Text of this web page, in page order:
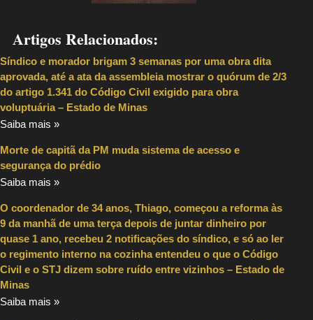
Artigos Relacionados:
Síndico e morador brigam 3 semanas por uma obra dita
aprovada, até a ata da assembleia mostrar o quórum de 2/3
do artigo 1.341 do Código Civil exigido para obra
voluptuária – Estado de Minas
Saiba mais »
Morte de capitã da PM muda sistema de acesso e
segurança do prédio
Saiba mais »
O coordenador de 34 anos, Thiago, começou a reforma às
9 da manhã de uma terça depois de juntar dinheiro por
quase 1 ano, recebeu 2 notificações do síndico, e só ao ler
o regimento interno na cozinha entendeu o que o Código
Civil e o STJ dizem sobre ruído entre vizinhos – Estado de
Minas
Saiba mais »